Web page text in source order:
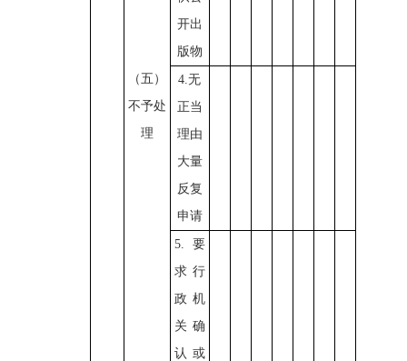
（五）
不予处
理
开出
版物
4.无
正当
理由
大量
反复
申请
5.要
求行
政机
关确
认或